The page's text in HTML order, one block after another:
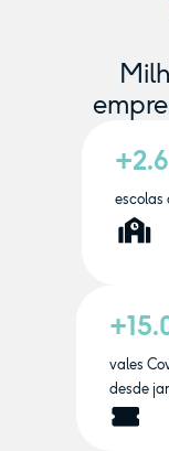
escolas
vales
desde